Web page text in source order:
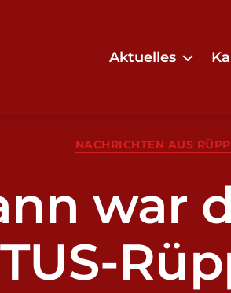
Aktuelles
NACHRICHTEN AUS
war
TUS-